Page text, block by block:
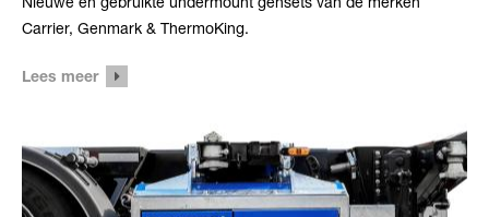
Nieuwe en gebruikte undermount gensets van de merken
Carrier, Genmark & ThermoKing.
Lees meer